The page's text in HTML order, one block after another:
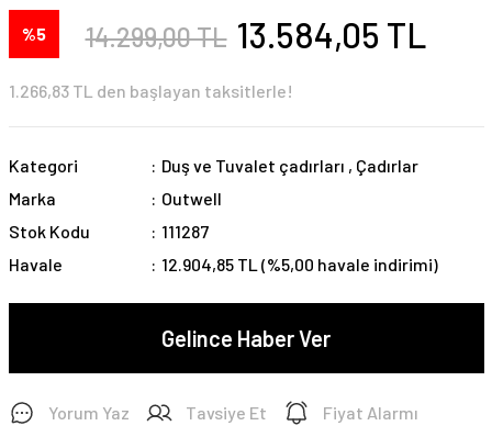
%5 14.299,00 TL 13.584,05 TL
1.266,83 TL den başlayan taksitlerle!
Kategori Duş ve Tuvalet çadırları , Çadırlar
Marka
Outwell
Stok Kodu
111287
Havale
12.904,85 TL (%5,00 havale indirimi)
Gelince Haber Ver
Yorum Yaz Tavsiye Et Fiyat Alarmı